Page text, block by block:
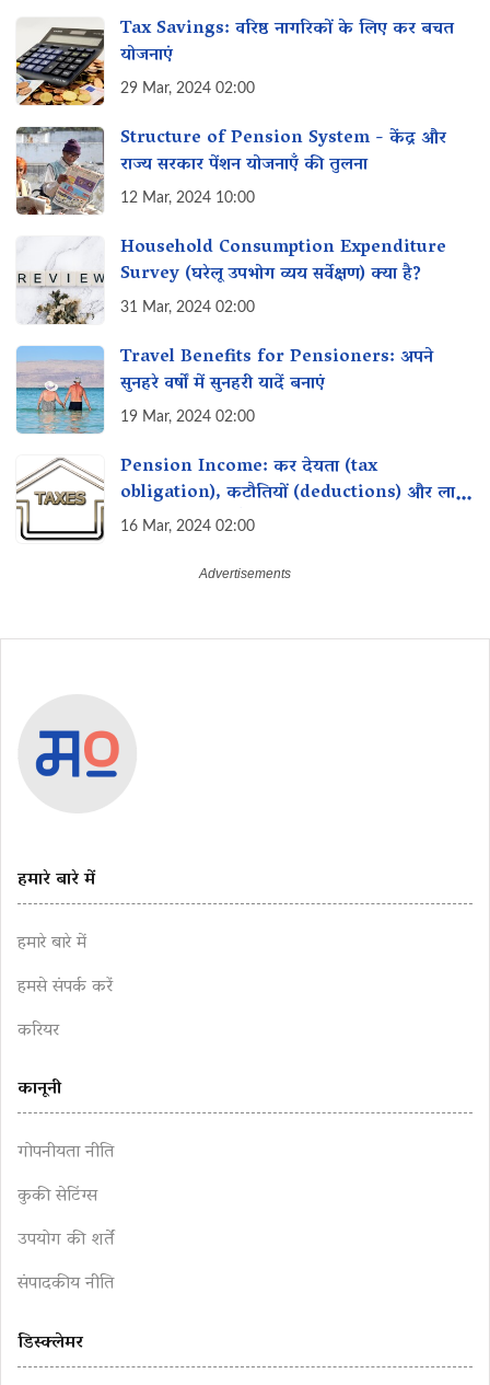
Tax Savings: वरिष्ठ नागरिकों के लिए कर बचत
योजनाएं
29 Mar, 2024 02:00
Structure of Pension System - केंद्र और
राज्य सरकार पेंशन योजनाएँ की तुलना
12 Mar, 2024 10:00
Household Consumption Expenditure
Survey (घरेलू उपभोग व्यय सर्वेक्षण) क्या है?
31 Mar, 2024 02:00
Travel Benefits for Pensioners: अपने
सुनहरे वर्षों में सुनहरी यादें बनाएं
19 Mar, 2024 02:00
Pension Income: कर देयता (tax
obligation), कटौतियों (deductions) और लाभ
(benefits) क्या हैं?
16 Mar, 2024 02:00
हमारे बारे में
हमारे बारे में
हमसे संपर्क करें
करियर
कानूनी
गोपनीयता नीति
कुकी सेटिंग्स
उपयोग की शर्तें
संपादकीय नीति
डिस्क्लेमर